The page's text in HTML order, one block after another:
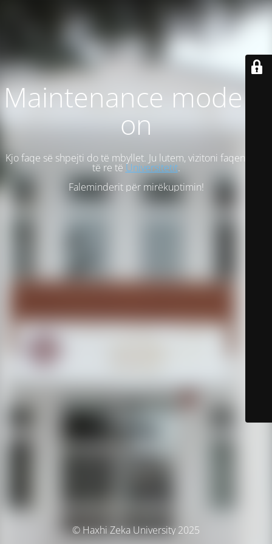
Maintenance mode is
on
Kjo faqe së shpejti do të mbyllet. Ju lutem, vizitoni faqen tonë
të re të Universitetit.
Faleminderit për mirëkuptimin!
© Haxhi Zeka University 2025